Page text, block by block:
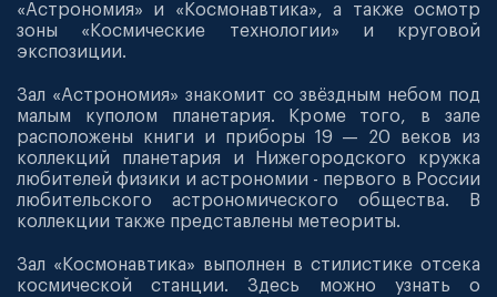
«Астрономия» и «Космонавтика», а также осмотр
зоны «Космические технологии» и круговой
экспозиции.
Зал «Астрономия» знакомит со звёздным небом под
малым куполом планетария. Кроме того, в зале
расположены книги и приборы 19 — 20 веков из
коллекций планетария и Нижегородского кружка
любителей физики и астрономии - первого в России
любительского астрономического общества. В
коллекции также представлены метеориты.
Зал «Космонавтика» выполнен в стилистике отсека
космической станции. Здесь можно узнать о